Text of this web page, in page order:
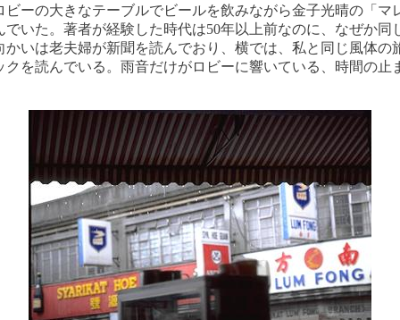
ビーの大きなテーブルでビールを飲みながら金子光晴の「マ
でいた。著者が経験した時代は50年以上前なのに、なぜか同
かいは老夫婦が新聞を読んでおり、横では、私と同じ風体の
クを読んでいる。雨音だけがロビーに響いている、時間の止